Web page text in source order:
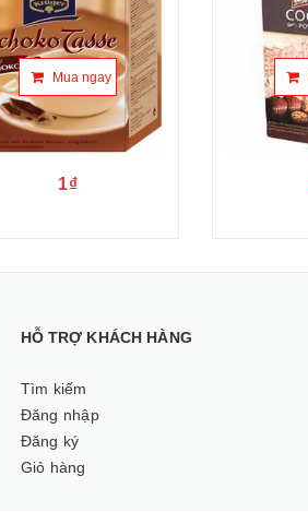
Mua ngay
1₫
HỖ TRỢ KHÁCH HÀNG
Tìm kiếm
Đăng nhập
Đăng ký
Giỏ hàng